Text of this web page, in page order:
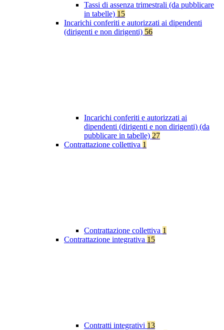
Tassi di assenza trimestrali (da pubblicare
in tabelle) 15
Incarichi conferiti e autorizzati ai dipendenti
(dirigenti e non dirigenti) 56
Incarichi conferiti e autorizzati ai
dipendenti (dirigenti e non dirigenti) (da
pubblicare in tabelle) 27
Contrattazione collettiva 1
Contrattazione collettiva 1
Contrattazione integrativa 15
Contratti integrativi 13